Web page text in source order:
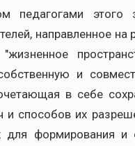
педагогами
направленное
"жизненное
и
в себе
и способов их
для формирования